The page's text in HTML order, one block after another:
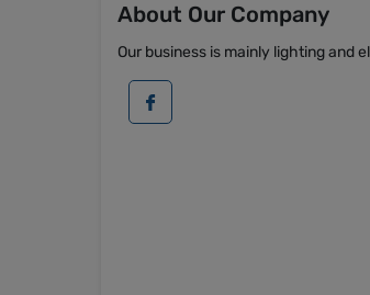
About Our Company
Our business is mainly lighting and